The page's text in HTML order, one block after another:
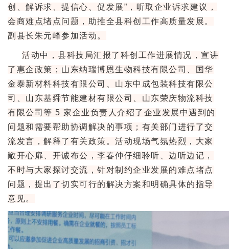
创、解诉求、提信心、促发展”，听取企业诉求建议，
会商难点堵点问题，助推全县科创工作高质量发展。
副县长朱元峰参加活动。
活动中，县科技局汇报了科创工作进展情况，宣讲
了惠企政策；山东纳瑞博恩生物科技有限公司、国华
金泰新材料科技有限公司、山东中成包装科技有限公
司、山东基舜节能建材有限公司、山东荣庆物流科技
有限公司等 5 家企业负责人介绍了企业发展中遇到的
问题和需要帮助协调解决的事项；有关部门进行了交
流发言，解释了有关政策。活动现场气氛热烈，大家
敞开心扉、开诚布公，李春仲仔细聆听、边听边记，
不时与大家探讨交流，针对制约企业发展的难点堵点
问题，提出了切实可行的解决方案和明确具体的指导
意见。